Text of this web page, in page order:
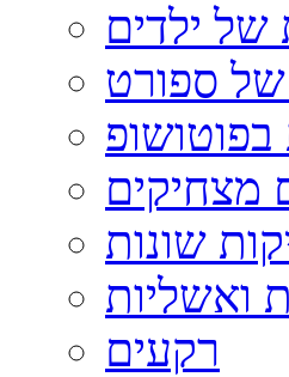
של ילדים
של ספורט
מצחיקים
שונות
ואשליות
רקעים